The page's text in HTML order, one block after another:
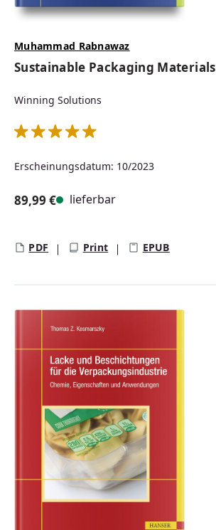
Muhammad Rabnawaz
Sustainable Packaging Materials
Winning Solutions
Erscheinungsdatum: 10/2023
89,99 € lieferbar
PDF Print EPUB